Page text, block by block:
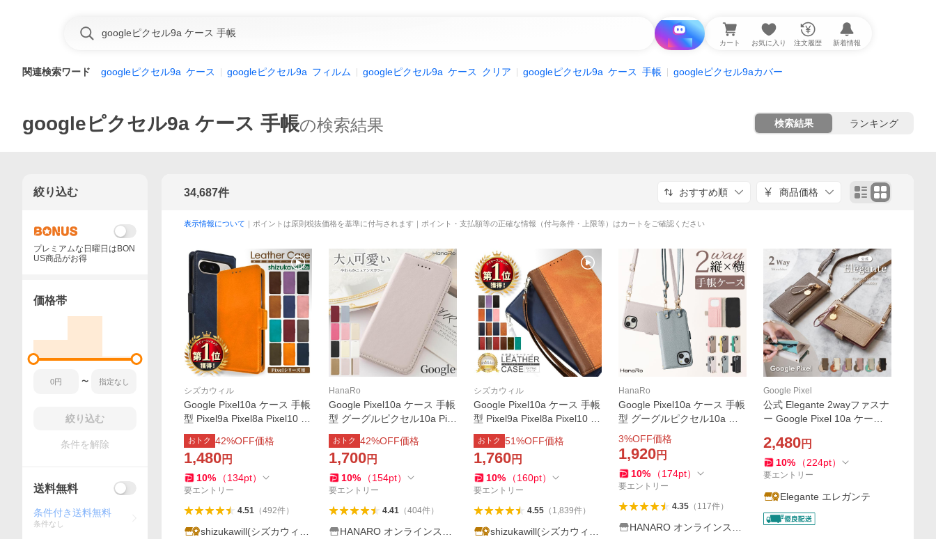
i と探す カート お気に入り 注文履歴 新着情報
関連検索ワード googleピクセル9a ケース googleピクセル9a フィルム googleピクセル9a ケース クリア googleピクセル9a ケース 手帳 googleピクセル9aカバー
googleピクセル9a ケース 手帳の検索結果 検索結果 ランキング
34,687件 おすすめ順 商品価格
表示情報について ｜ポイントは原則税抜価格を基準に付与されます｜ポイント・支払額等の正確な情報（付与条件・上限等）はカートをご確認ください
シズカウィル
Google Pixel10a ケース 手帳
型 Pixel9a Pixel8a Pixel10 pr
o Pixel 8a 9 ピクセル 10a 9a
ピクセル10a スマホケース
手帳 レザーケース シズカウ
ィルRe
おトク 42%OFF価格
1,480円
10% （134pt）
要エントリー
4.51（492件）
shizukawill(シズカウィ
HanaRo
Google Pixel10a ケース 手帳
型 グーグルピクセル10a Pix
el9a Pixel8a Pixel10 Pixel10
Pro 9 9Pro 8 7a ピクセル9
スマホケース 手帳型ケース
PUレザー アモーレ
おトク 42%OFF価格
1,700円
10% （154pt）
要エントリー
4.41（404件）
HANARO オンラインスト
シズカウィル
Google Pixel10a ケース 手帳
型 Pixel9a Pixel8a Pixel10 pr
o Pixel 10 Pixel 10a 9a 9 8a
ピクセル スマホケース 手帳
グーグル レザーケース シズ
カウィル
おトク 51%OFF価格
1,760円
10% （160pt）
要エントリー
4.55（ 1,839件）
shizukawill(シズカウィ
HanaRo
Google Pixel10a ケース 手帳
型 グーグルピクセル10a シ
ョルダー セット ミラー付き
Pixel9a Pixel8a 10 10Pro 9
スマホケース スマホショル
ダー ポケット付き
3%OFF価格
1,920円
10% （174pt）
要エントリー
4.35（ 117件）
HANARO オンラインスト
Google Pixel
公式 Elegante 2wayファスナ
ー Google Pixel 10a ケース
xl pixel8a 8 pro スマホケース
ピクセル10a 9a 8a スマホシ
ョルダー YH
2,480円
10% （224pt）
要エントリー
Elegante エレガンテ
絞り込む
プレミアムな日曜日はBON
US商品がお得
価格帯
〜
絞り込む
条件を解除
送料無料
条件付き送料無料
条件なし